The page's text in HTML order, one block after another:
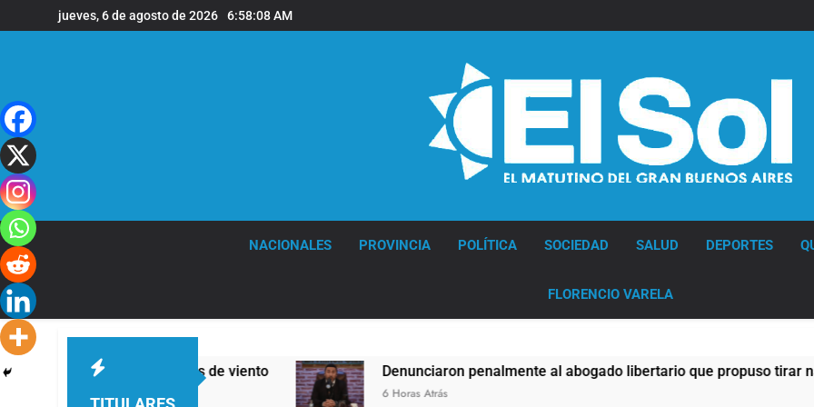
al
jueves, 6 de agosto de 2026 6:58:09 AM
NACIONALES PROVINCIA POLÍTICA SOCIEDAD SALUD DEPORTES
FLORENCIO VARELA
y fuertes ráfagas de viento Denunciaron penalmente al abogado libertario que propuso tirar napalm
6 Horas Atrás